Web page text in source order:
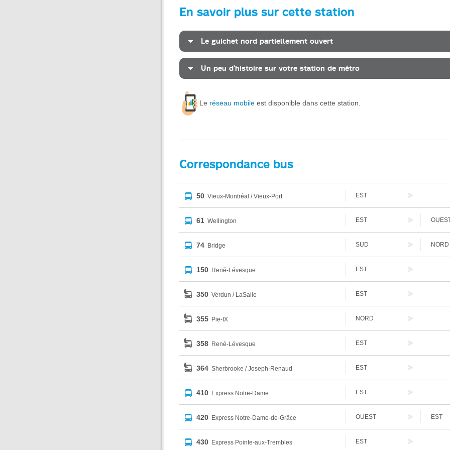
En savoir plus sur cette station
Le guichet nord partiellement ouvert
Un peu d’histoire sur votre station de métro
Le réseau mobile est disponible dans cette station.
Correspondance bus
50 Vieux-Montréal / Vieux-Port EST
61 Wellington EST
74 Bridge SUD NORD
150 René-Lévesque EST
350 Verdun / LaSalle EST
355 Pie-IX NORD
358 René-Lévesque EST
364 Sherbrooke / Joseph-Renaud EST
410 Express Notre-Dame EST
420 Express Notre-Dame-de-Grâce OUEST EST
430 Express Pointe-aux-Trembles EST